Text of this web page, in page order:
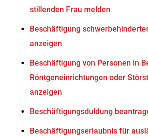
stillenden Frau melden
Beschäftigung
anzeigen
Beschäftigung von Personen in
Röntgeneinrichtungen oder
anzeigen
Beschäftigungsduldung
Beschäftigungserlaubnis für